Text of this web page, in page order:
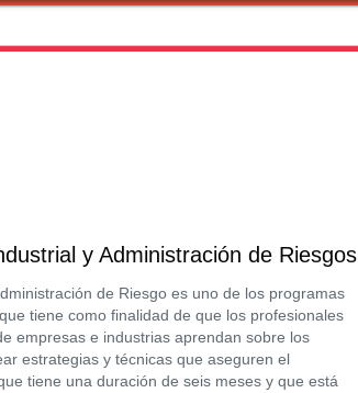
y Administración de Riesgos
de Riesgo es uno de los programas
tiene como finalidad de que los profesionales
empresas e industrias aprendan sobre los
estrategias y técnicas que aseguren el
tiene una duración de seis meses y que está